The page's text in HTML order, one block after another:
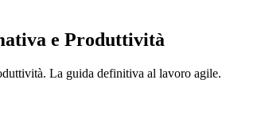
e Produttività
La guida definitiva al lavoro agile.